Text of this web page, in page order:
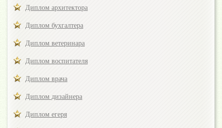
Диплом архитектора
Диплом бухгалтера
Диплом ветеринара
Диплом воспитателя
Диплом врача
Диплом дизайнера
Диплом егеря